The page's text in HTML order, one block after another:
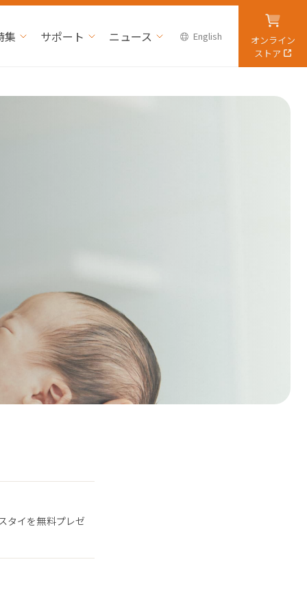
集 サポート ニュース English
オンライン
ストア
タイを無料プレゼ